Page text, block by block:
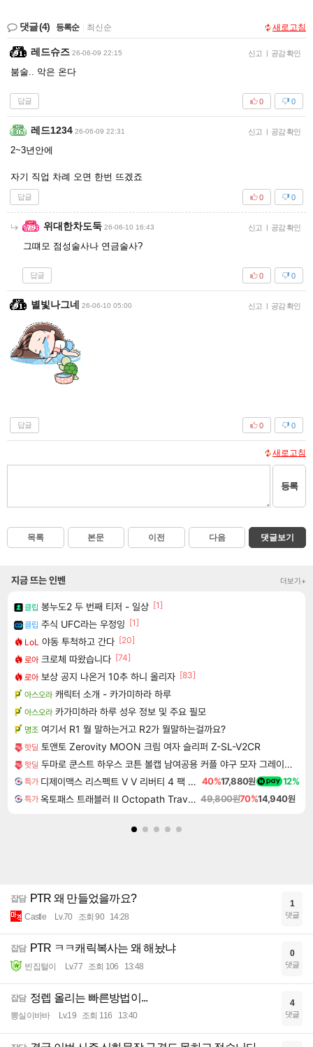
댓글(4) 등록순 최신순 새로고침
레드슈즈 26-06-09 22:15 신고 공감 확인
붐술.. 악은 온다
답글 0
0
레드1234 26-06-09 22:31 신고 공감 확인
2~3년안에
자기 직업 차례 오면 한번 뜨겠죠
답글 0
0
위대한차도둑 26-06-10 16:43 신고 공감 확인
그떄모 점성술사나 연금술사?
답글 0
0
별빛나그네 26-06-10 05:00 신고 공감 확인
답글 0
0
새로고침
등록
목록 본문 이전 다음 댓글보기
지금 뜨는 인벤 더보기+
클립 봉누도2 두 번째 티저 - 일상 [1]
클립 주식 UFC라는 우정잉 [1]
LoL 야동 투척하고 간다 [20]
로아 크로체 따왔습니다 [74]
로아 보상 공지 나온거 10추 하니 올리자 [83]
아스오라 캐릭터 소개 - 카가미하라 하루
아스오라 카가미하라 하루 성우 정보 및 주요 필모
명조 여기서 R1 뭘 말하는거고 R2가 뭘말하는걸까요?
핫딜 토앤토 Zerovity MOON 크림 여자 슬리퍼 Z-SL-V2CR
핫딜 두마로 쿤스트 하우스 코튼 볼캡 남여공용 커플 야구 모자 그레이데님, FREE
특가 디제이맥스 리스펙트 V V 리버티 4 팩 DJMAX RESPECT V V Liberty 4 Pack DLC 40%17,880원 12%
특가 옥토패스 트래블러 II Octopath Traveler II 49,800원70%14,940원
잡담 PTR 왜 만들었을까요?
Castle Lv.70 조회 90 14:28
1
댓글
잡담 PTR ㅋㅋ캐릭복사는 왜 해놨냐
빈집털이 Lv.77 조회 106 13:48
0
댓글
잡담 정렙 올리는 빠른방법이...
뽕실이바바 Lv.19 조회 116 13:40
4
댓글